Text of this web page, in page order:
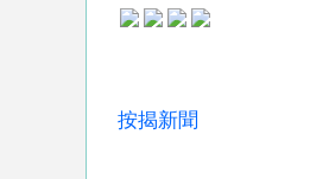
按揭新聞